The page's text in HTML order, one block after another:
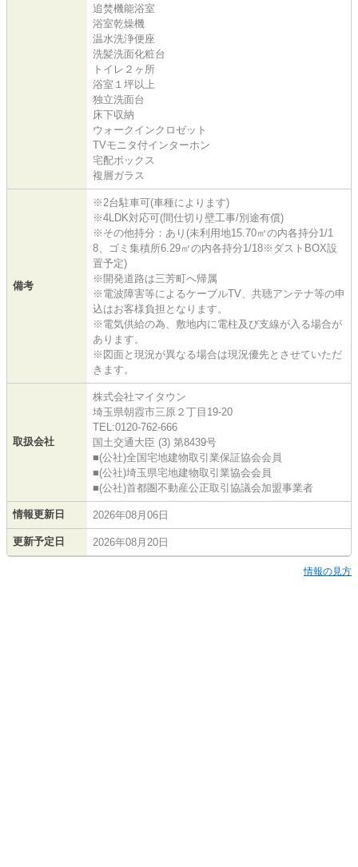
追焚機能浴室
浴室乾燥機
温水洗浄便座
洗髪洗面化粧台
トイレ２ヶ所
浴室１坪以上
独立洗面台
床下収納
ウォークインクロゼット
TVモニタ付インターホン
宅配ボックス
複層ガラス
備考
※2台駐車可(車種によります)
※4LDK対応可(間仕切り壁工事/別途有償)
※その他持分：あり(未利用地15.70㎡の内各持分1/1
8、ゴミ集積所6.29㎡の内各持分1/18※ダストBOX設
置予定)
※開発道路は三芳町へ帰属
※電波障害等によるケーブルTV、共聴アンテナ等の申
込はお客様負担となります。
※電気供給の為、敷地内に電柱及び支線が入る場合が
あります。
※図面と現況が異なる場合は現況優先とさせていただ
きます。
取扱会社
株式会社マイタウン
埼玉県朝霞市三原２丁目19-20
TEL:0120-762-666
国土交通大臣 (3) 第8439号
■(公社)全国宅地建物取引業保証協会会員
■(公社)埼玉県宅地建物取引業協会会員
■(公社)首都圏不動産公正取引協議会加盟事業者
情報更新日 2026年08月06日
更新予定日 2026年08月20日
情報の見方